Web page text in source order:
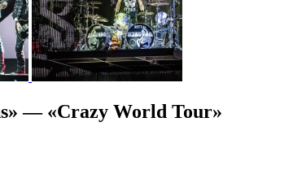
— «Crazy World Tour»